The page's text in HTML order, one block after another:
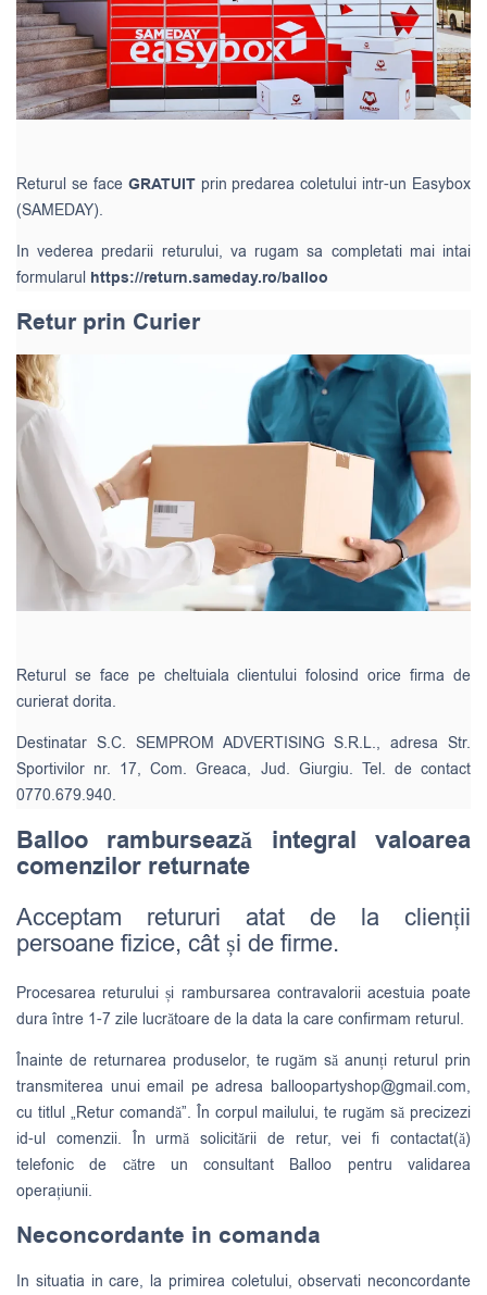
Returul se face GRATUIT prin predarea coletului intr-un Easybox
(SAMEDAY).
In vederea predarii returului, va rugam sa completati mai intai
formularul https://return.sameday.ro/balloo
Retur prin Curier
Returul se face pe cheltuiala clientului folosind orice firma de
curierat dorita.
Destinatar S.C. SEMPROM ADVERTISING S.R.L., adresa Str.
Sportivilor nr. 17, Com. Greaca, Jud. Giurgiu. Tel. de contact
0770.679.940.
Balloo rambursează integral valoarea
comenzilor returnate
Acceptam retururi atat de la clienții
persoane fizice, cât și de firme.
Procesarea returului și rambursarea contravalorii acestuia poate
dura între 1-7 zile lucrătoare de la data la care confirmam returul.
Înainte de returnarea produselor, te rugăm să anunți returul prin
transmiterea unui email pe adresa balloopartyshop@gmail.com,
cu titlul „Retur comandă”. În corpul mailului, te rugăm să precizezi
id-ul comenzii. În urmă solicitării de retur, vei fi contactat(ă)
telefonic de către un consultant Balloo pentru validarea
operațiunii.
Neconcordante in comanda
In situatia in care, la primirea coletului, observati neconcordante